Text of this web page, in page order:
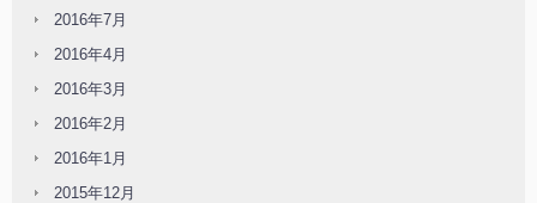
2016年7月
2016年4月
2016年3月
2016年2月
2016年1月
2015年12月